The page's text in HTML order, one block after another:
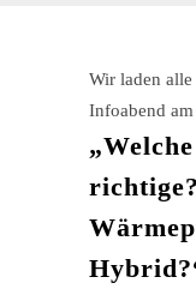
Wir laden alle
Infoabend